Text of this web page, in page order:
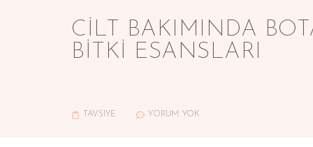
CILT BAKIMINDA
BITKI ESANSLARI
TAVSİYE YORUM YOK